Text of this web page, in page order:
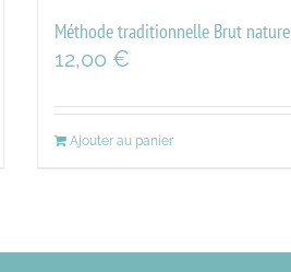
Méthode traditionnelle Brut nature
12,00 €
Ajouter au panier